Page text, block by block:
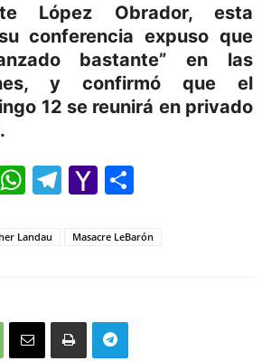
López Obrador, esta
conferencia expuso que
bastante” en las
y confirmó que el
12 se reunirá en privado
WhatsApp
Telegram
Yahoo
Landau Masacre LeBarón